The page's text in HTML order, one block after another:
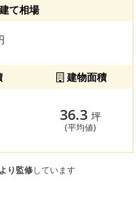
て相場
建物面積
36.3 坪
(平均値)
り監修しています